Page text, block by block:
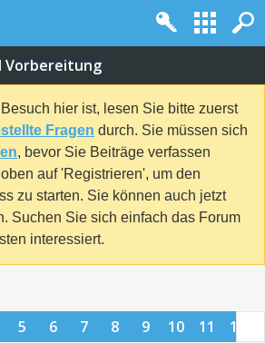
Vorbereitung
hier ist, lesen Sie bitte zuerst
Fragen durch. Sie müssen sich
, bevor Sie Beiträge verfassen
auf 'Registrieren', um den
zu starten. Sie können auch jetzt
Suchen Sie sich einfach das Forum
interessiert.
5 6 7 8 9 10 11
12